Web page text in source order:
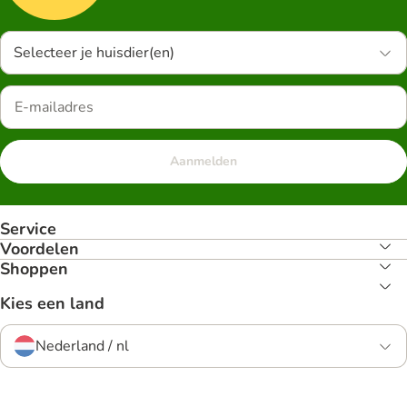
Selecteer je huisdier(en)
Aanmelden
Service
Voordelen
Shoppen
Kies een land
Nederland / nl